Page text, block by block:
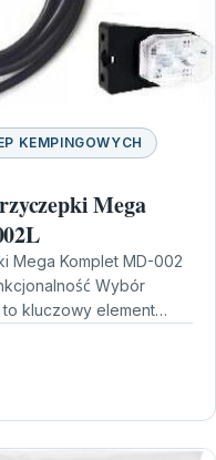
KEMPINGOWYCH
Mega
Mega Komplet MD-002
Wybór
kluczowy element